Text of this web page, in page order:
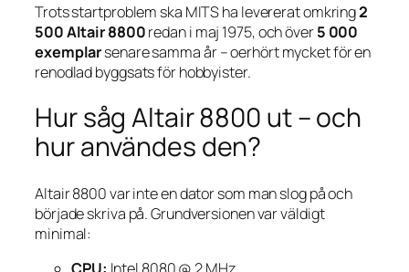
Trots startproblem ska MITS ha levererat omkring2
500 Altair 8800redan i maj 1975, och över5 000
exemplarsenare samma år – oerhört mycket för en
renodlad byggsats för hobbyister.
Hur såg Altair 8800 ut – och
hur användes den?
Altair 8800 varinteen dator som man slog på och
började skriva på. Grundversionen var väldigt
minimal: